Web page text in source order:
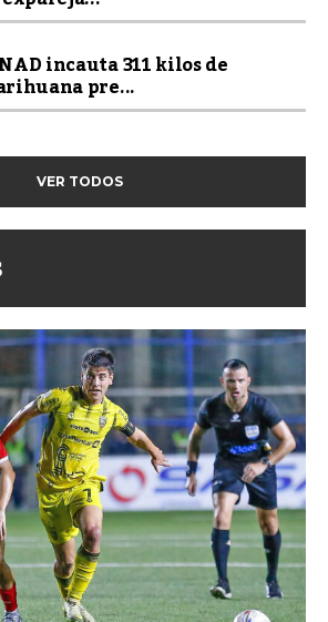
incauta 311 kilos de
pre...
VER TODOS